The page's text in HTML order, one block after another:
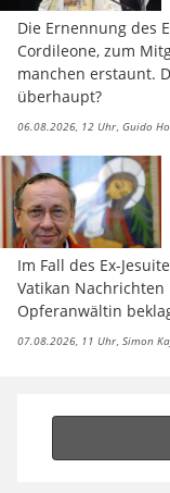
Die Ernennung des
Cordileone, zum
manchen erstaunt.
überhaupt?
06.08.2026, 12 Uhr Guido
Im Fall des Ex-
Vatikan
Opferanwältin
07.08.2026, 11 Uhr Simon